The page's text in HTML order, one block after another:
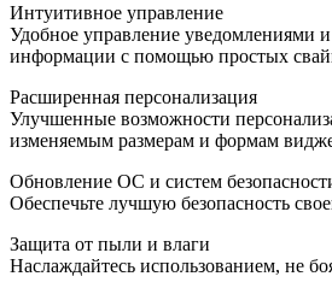
Интуитивное управление
Удобное управление уведомлениями
информации с помощью простых
Расширенная персонализация
Улучшенные возможности
изменяемым размерам и формам
Обновление ОС и систем
Обеспечьте лучшую безопасность
Защита от пыли и влаги
Наслаждайтесь использованием, не